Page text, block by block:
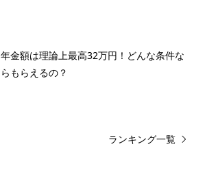
年金額は理論上最高32万円！どんな条件な
らもらえるの？
ランキング一覧